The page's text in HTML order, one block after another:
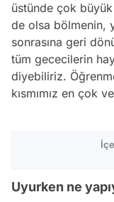
üstünde çok
de olsa bölmenin,
sonrasına geri
tüm gececilerin
diyebiliriz.
kısmımız en çok
Uyurken ne